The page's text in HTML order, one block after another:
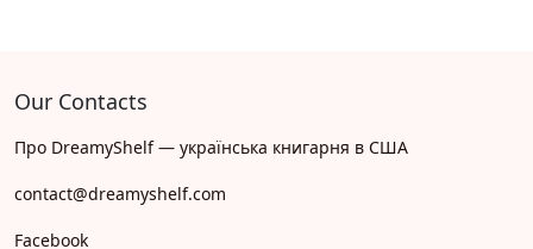
Our Contacts
Про DreamyShelf — українська книгарня в США
contact@dreamyshelf.com
Facebook